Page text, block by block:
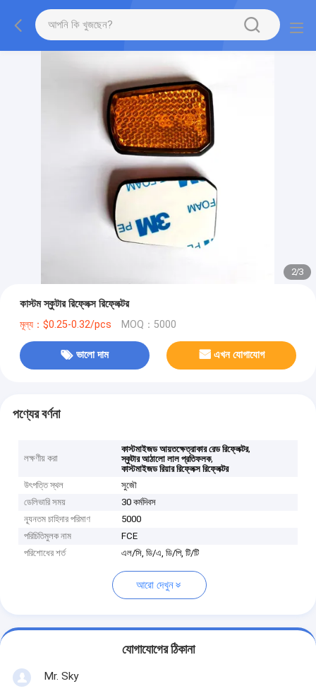
2/3
কাস্টম স্কুটার রিফ্লেক্স রিফ্লেক্টর
মূল্য：$0.25-0.32/pcs MOQ：5000
ভালো দাম এখন যোগাযোগ
পণ্যের বর্ণনা
লক্ষণীয় করা
কাস্টমাইজড আয়তক্ষেত্রাকার রেড রিফ্লেক্টর,
স্কুটার আঠালো লাল প্রতিফলক,
কাস্টমাইজড রিয়ার রিফ্লেক্স রিফ্লেক্টর
উৎপত্তি স্থল
সুজৌ
ডেলিভারি সময়
30 কর্মদিবস
ন্যূনতম চাহিদার পরিমাণ
5000
পরিচিতিমুলক নাম
FCE
পরিশোধের শর্ত
এল/সি, ডি/এ, ডি/পি, টি/টি
আরো দেখুন
যোগাযোগের ঠিকানা
Mr. Sky